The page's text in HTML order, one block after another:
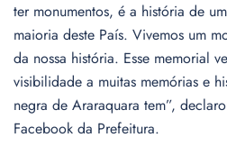
ter monumentos, é a história de
maioria deste País. Vivemos um
da nossa história. Esse memorial
visibilidade a muitas memórias e
negra de Araraquara tem”,
Facebook da Prefeitura.